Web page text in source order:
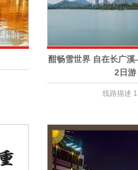
酣畅雪世界 自在长广
2日游
线路描述